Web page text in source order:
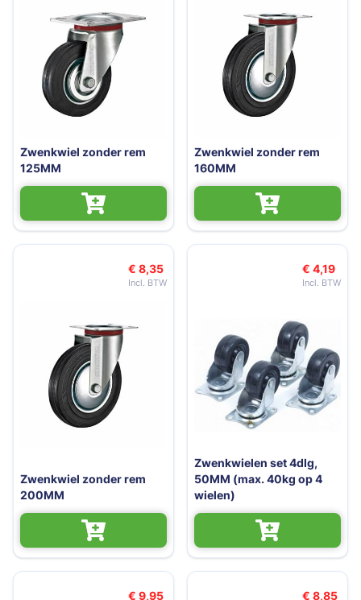
Zwenkwiel zonder rem
125MM
Zwenkwiel zonder rem
160MM
€ 8,35
Zwenkwiel zonder rem
200MM
€ 4,19
Zwenkwielen set 4dlg,
50MM (max. 40kg op 4
wielen)
€ 9,95 € 8,85